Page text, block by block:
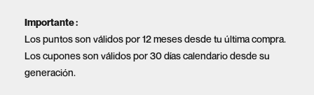
Importante:
Los puntos son válidos por 12 meses desde tu última compra.
Los cupones son válidos por 30 días calendario desde su
generación.